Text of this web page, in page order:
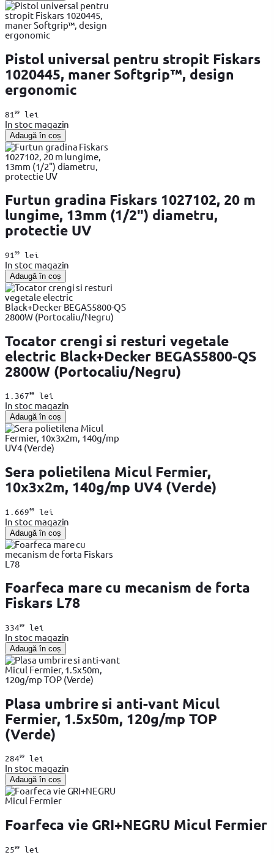
Pistol universal pentru stropit Fiskars
1020445, maner Softgrip™, design
ergonomic
81 99lei
In stoc magazin
Adaugă în coș
Furtun gradina Fiskars 1027102, 20 m
lungime, 13mm (1/2") diametru,
protectie UV
91 99lei
In stoc magazin
Adaugă în coș
Tocator crengi si resturi vegetale
electric Black+Decker BEGAS5800-QS
2800W (Portocaliu/Negru)
1.36799lei
In stoc magazin
Adaugă în coș
Sera polietilena Micul Fermier,
10x3x2m, 140g/mp UV4 (Verde)
1.66999lei
In stoc magazin
Adaugă în coș
Foarfeca mare cu mecanism de forta
Fiskars L78
33499lei
In stoc magazin
Adaugă în coș
Plasa umbrire si anti-vant Micul
Fermier, 1.5x50m, 120g/mp TOP
(Verde)
28499lei
In stoc magazin
Adaugă în coș
Foarfeca vie GRI+NEGRU Micul Fermier
2599lei